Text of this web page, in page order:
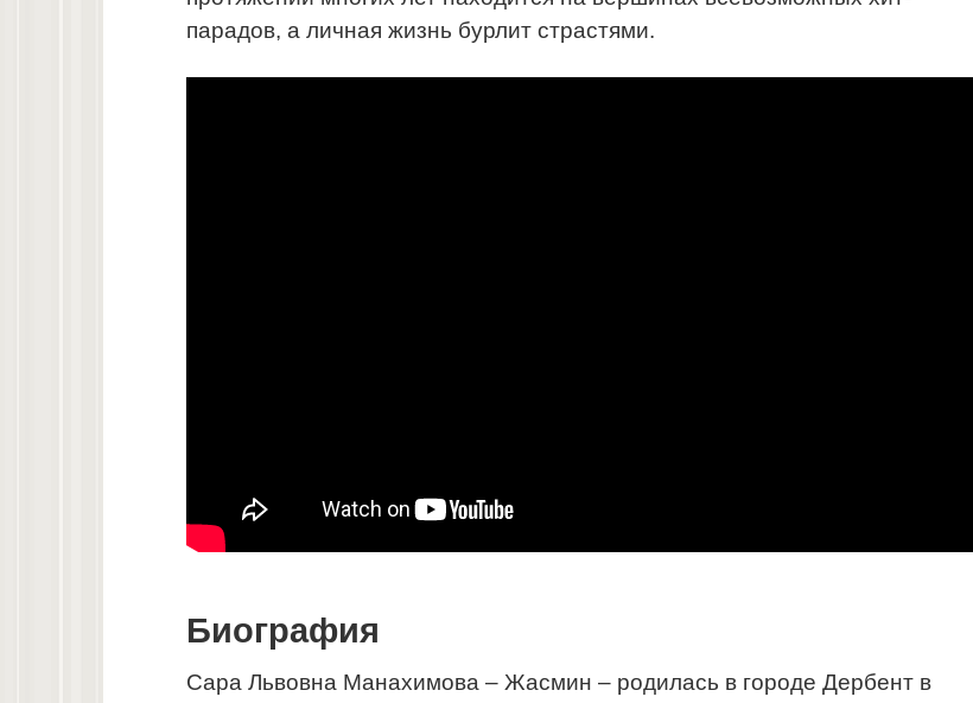
парадов, а личная жизнь бурлит страстями.
Биография
Сара Львовна Манахимова – Жасмин – родилась в городе Дербент в